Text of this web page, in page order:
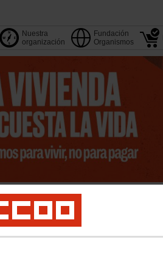
Nuestra
organización
Fundación
Organismos
13 Congreso